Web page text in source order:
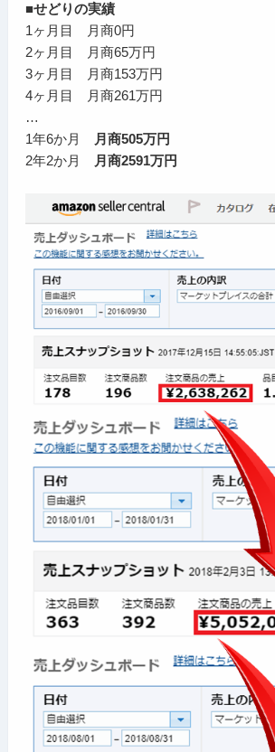
■せどりの実績
1ヶ月目 月商0円
2ヶ月目 月商65万円
3ヶ月目 月商153万円
4ヶ月目 月商261万円
…
1年6か月
月商505万円
2年2か月
月商2591万円